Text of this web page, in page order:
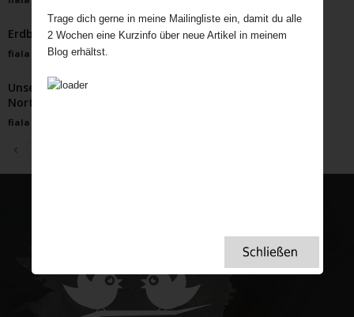
Erdbeer-Basilikum-Biskuit Roulade
fiala Juni 16, 2025
Unser schönster Afternoon Tea im Langley Castle,
Northumberland
fiala
Trage dich gerne in meine Mailingliste ein, damit du alle
2 Wochen eine Kurzinfo über neue Artikel in meinem
Blog erhältst.